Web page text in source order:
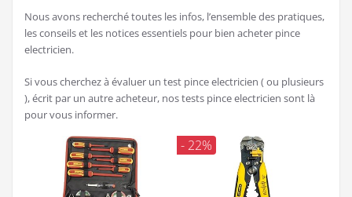
Nous avons recherché toutes les infos, l’ensemble des pratiques,
les conseils et les notices essentiels pour bien acheter pince
electricien.
Si vous cherchez à évaluer un test pince electricien ( ou plusieurs
), écrit par un autre acheteur, nos tests pince electricien sont là
pour vous informer.
- 22%